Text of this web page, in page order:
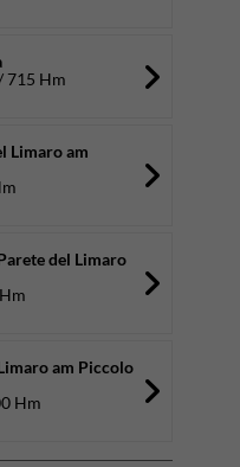
715 Hm
Limaro am
del Limaro
am Piccolo
Hm